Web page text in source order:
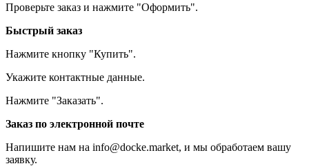
Проверьте заказ и нажмите "Оформить".
Быстрый заказ
Нажмите кнопку "Купить".
Укажите контактные данные.
Нажмите "Заказать".
Заказ по электронной почте
Напишите нам на info@docke.market, и мы обработаем вашу
заявку.